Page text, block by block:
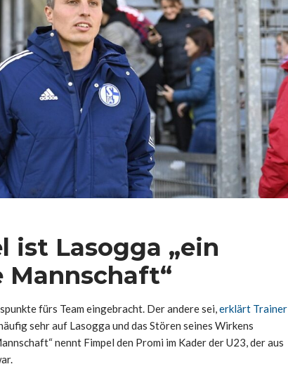
ist Lasogga „ein
Mannschaft“
fürs Team eingebracht. Der andere sei,erklärt Trainer
sehr auf Lasogga und das Stören seines Wirkens
nennt Fimpel den Promi im Kader der U23, der aus